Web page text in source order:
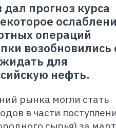
прогноз курса
операций
возобновились
для
нефть.
рынка могли стать
в части